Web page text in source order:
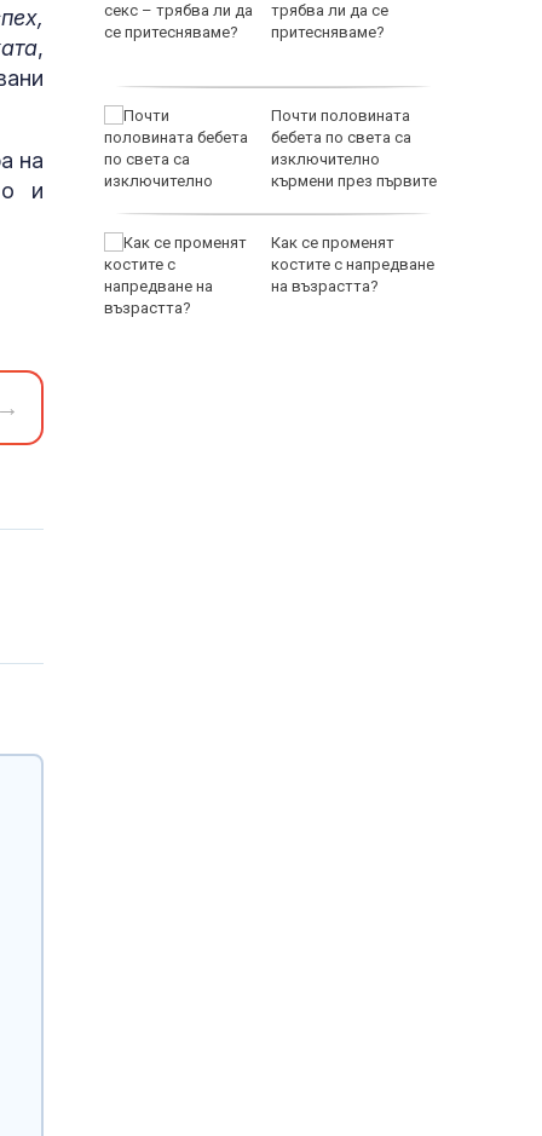
,
на
и
в
не
трябва ли да се
притесняваме?
Почти половината
бебета по света са
изключително
кърмени през първите
Как се променят
костите с напредване
на възрастта?